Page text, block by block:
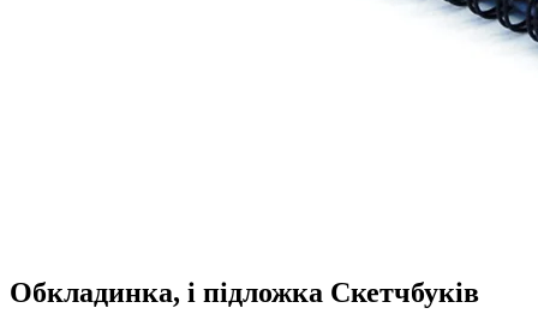
Обкладинка, і підложка Скетчбуків